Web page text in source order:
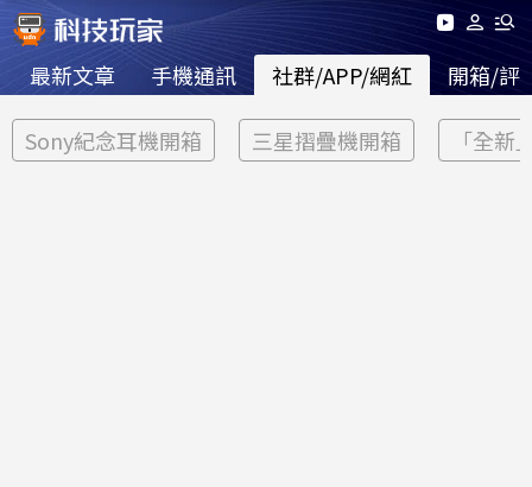
最新文章 手機通訊 社群/APP/網紅 開箱/評
Sony紀念耳機開箱 三星摺疊機開箱 「全新